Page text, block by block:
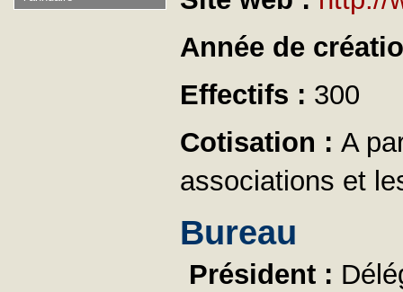
Année de
Effectifs : 300
Cotisation : A
associations et
Bureau
Président :